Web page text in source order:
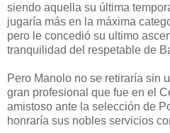
siendo aquella su última
jugaría más en la máxima
pero le concedió su ultimo
tranquilidad del respetable de
Pero Manolo no se retiraría sin
gran profesional que fue en el
amistoso ante la selección de
honraría sus nobles servicios